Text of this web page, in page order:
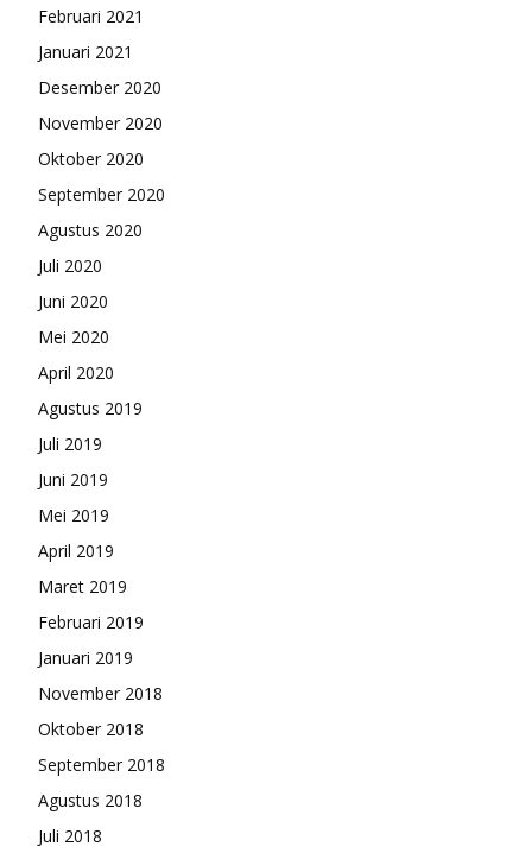
Februari 2021
Januari 2021
Desember 2020
November 2020
Oktober 2020
September 2020
Agustus 2020
Juli 2020
Juni 2020
Mei 2020
April 2020
Agustus 2019
Juli 2019
Juni 2019
Mei 2019
April 2019
Maret 2019
Februari 2019
Januari 2019
November 2018
Oktober 2018
September 2018
Agustus 2018
Juli 2018